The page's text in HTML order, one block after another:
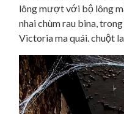
lông mượt với bộ lông
nhai chùm rau bina,
Victoria ma quái. chuột